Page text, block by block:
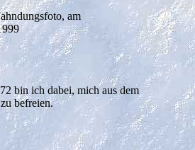
am
bin ich dabei, mich aus dem
befreien.